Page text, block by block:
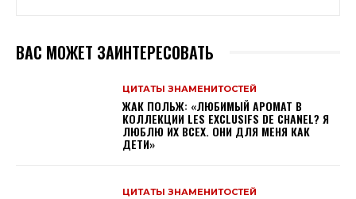
ВАС МОЖЕТ ЗАИНТЕРЕСОВАТЬ
ЦИТАТЫ ЗНАМЕНИТОСТЕЙ
ЖАК ПОЛЬЖ: «ЛЮБИМЫЙ АРОМАТ В
КОЛЛЕКЦИИ LES EXCLUSIFS DE CHANEL? Я
ЛЮБЛЮ ИХ ВСЕХ. ОНИ ДЛЯ МЕНЯ КАК
ДЕТИ»
ЦИТАТЫ ЗНАМЕНИТОСТЕЙ